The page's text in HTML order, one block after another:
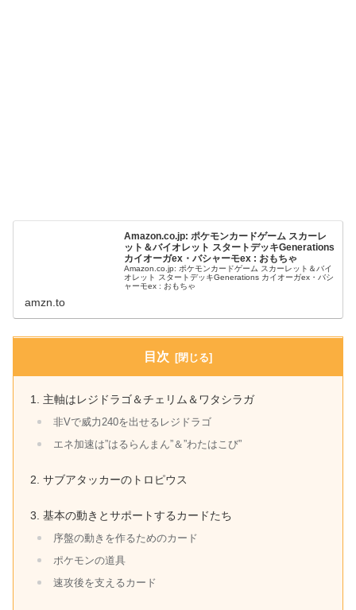
Amazon.co.jp: ポケモンカードゲーム スカーレ
ット＆バイオレット スタートデッキGenerations
カイオーガex・バシャーモex : おもちゃ
Amazon.co.jp: ポケモンカードゲーム スカーレット＆バイ
オレット スタートデッキGenerations カイオーガex・バシ
ャーモex : おもちゃ
amzn.to
目次
主軸はレジドラゴ＆チェリム＆ワタシラガ
非Vで威力240を出せるレジドラゴ
エネ加速は”はるらんまん”＆”わたはこび”
サブアタッカーのトロピウス
基本の動きとサポートするカードたち
序盤の動きを作るためのカード
ポケモンの道具
速攻後を支えるカード